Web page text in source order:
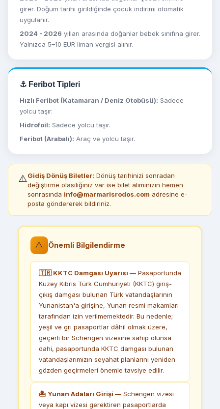
girer. Doğum tarihi girildiğinde çocuk indirimi otomatik
uygulanır.
2024 - 2026 yılları arasında doğanlar bebek sınıfına girer.
Yalnızca 5–10 EUR liman vergisi alınır.
⚓ Feribot Tipleri
Hızlı Feribot (Katamaran / Deniz Otobüsü): Sadece
yolcu taşır.
Hidrofoil: Sadece yolcu taşır.
Feribot (Arabalı): Araç ve yolcu taşır.
⚠️Gidiş Dönüş Biletler: Dönüş tarihinizi sonradan
değiştirme olasılığınız var ise bilet alımınızın hemen
sonrasında info@marmarisrodos.com adresine e-
posta göndererek bildiriniz.
⚠️ Önemli Bilgilendirme
🇹🇷 KKTC Damgası Uyarısı —Pasaportunda
Kuzey Kıbrıs Türk Cumhuriyeti (KKTC) giriş-
çıkış damgası bulunan Türk vatandaşlarının
Yunanistan'a girişine, Yunan resmi makamları
tarafından izin verilmemektedir. Bu nedenle;
yeşil ve gri pasaportlar dâhil olmak üzere,
geçerli bir Schengen vizesine sahip olunsa
dahi, pasaportunda KKTC damgası bulunan
vatandaşlarımızın seyahat planlarını yeniden
gözden geçirmeleri önemle tavsiye edilir.
🏝 Yunan Adaları Girişi —Schengen vizesi
veya kapı vizesi gerektiren pasaportlarda